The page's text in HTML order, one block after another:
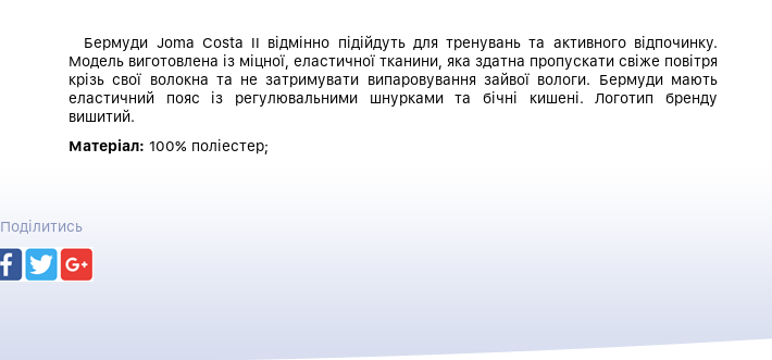
Бермуди Joma Costa II відмінно підійдуть для тренувань та активного відпочинку.
Модель виготовлена ​​із міцної, еластичної тканини, яка здатна пропускати свіже повітря
крізь свої волокна та не затримувати випаровування зайвої вологи. Бермуди мають
еластичний пояс із регулювальними шнурками та бічні кишені. Логотип бренду
вишитий.
Матеріал: 100% поліестер;
Поділитись